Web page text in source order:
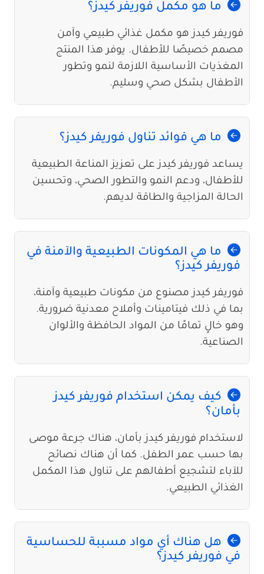
ما هو مكمل فوريفر كيدز؟
فوريفر كيدز هو مكمل غذائي طبيعي وآمن
مصمم خصيصًا للأطفال. يوفر هذا المنتج
المغذيات الأساسية اللازمة لنمو وتطور
الأطفال بشكل صحي وسليم.
ما هي فوائد تناول فوريفر كيدز؟
يساعد فوريفر كيدز على تعزيز المناعة الطبيعية
للأطفال، ودعم النمو والتطور الصحي، وتحسين
الحالة المزاجية والطاقة لديهم.
ما هي المكونات الطبيعية والآمنة في
فوريفر كيدز؟
فوريفر كيدز مصنوع من مكونات طبيعية وآمنة،
بما في ذلك فيتامينات وأملاح معدنية ضرورية.
وهو خالٍ تمامًا من المواد الحافظة والألوان
الصناعية.
كيف يمكن استخدام فوريفر كيدز
بأمان؟
لاستخدام فوريفر كيدز بأمان، هناك جرعة موصى
بها حسب عمر الطفل. كما أن هناك نصائح
للآباء لتشجيع أطفالهم على تناول هذا المكمل
الغذائي الطبيعي.
هل هناك أي مواد مسببة للحساسية
في فوريفر كيدز؟